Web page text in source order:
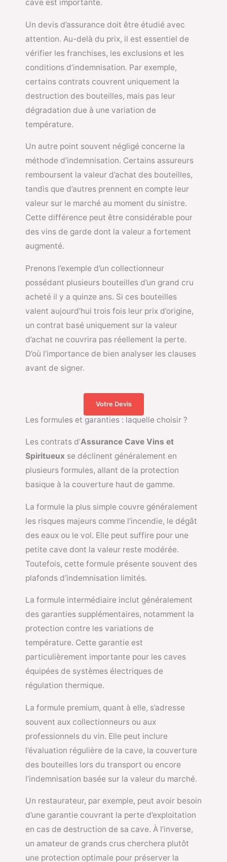
cave est importante.
Un devis d’assurance doit être étudié avec
attention. Au-delà du prix, il est essentiel de
vérifier les franchises, les exclusions et les
conditions d’indemnisation. Par exemple,
certains contrats couvrent uniquement la
destruction des bouteilles, mais pas leur
dégradation due à une variation de
température.
Un autre point souvent négligé concerne la
méthode d’indemnisation. Certains assureurs
remboursent la valeur d’achat des bouteilles,
tandis que d’autres prennent en compte leur
valeur sur le marché au moment du sinistre.
Cette différence peut être considérable pour
des vins de garde dont la valeur a fortement
augmenté.
Prenons l’exemple d’un collectionneur
possédant plusieurs bouteilles d’un grand cru
acheté il y a quinze ans. Si ces bouteilles
valent aujourd’hui trois fois leur prix d’origine,
un contrat basé uniquement sur la valeur
d’achat ne couvrira pas réellement la perte.
D’où l’importance de bien analyser les clauses
avant de signer.
Votre Devis
Les formules et garanties : laquelle choisir ?
Les contrats d’Assurance Cave Vins et
Spiritueux se déclinent généralement en
plusieurs formules, allant de la protection
basique à la couverture haut de gamme.
La formule la plus simple couvre généralement
les risques majeurs comme l’incendie, le dégât
des eaux ou le vol. Elle peut suffire pour une
petite cave dont la valeur reste modérée.
Toutefois, cette formule présente souvent des
plafonds d’indemnisation limités.
La formule intermédiaire inclut généralement
des garanties supplémentaires, notamment la
protection contre les variations de
température. Cette garantie est
particulièrement importante pour les caves
équipées de systèmes électriques de
régulation thermique.
La formule premium, quant à elle, s’adresse
souvent aux collectionneurs ou aux
professionnels du vin. Elle peut inclure
l’évaluation régulière de la cave, la couverture
des bouteilles lors du transport ou encore
l’indemnisation basée sur la valeur du marché.
Un restaurateur, par exemple, peut avoir besoin
d’une garantie couvrant la perte d’exploitation
en cas de destruction de sa cave. À l’inverse,
un amateur de grands crus cherchera plutôt
une protection optimale pour préserver la